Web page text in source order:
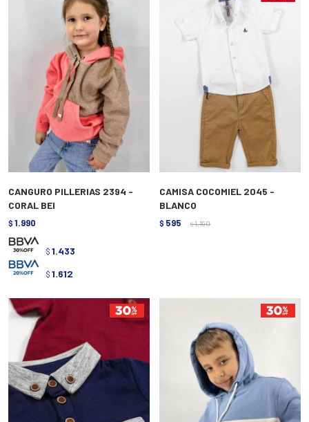
CANGURO PILLERIAS 2394 -
CORAL BEI
$ 1.990
$ 1.433
$ 1.612
CAMISA COCOMIEL 2045 -
BLANCO
$ 595 $ 1.190